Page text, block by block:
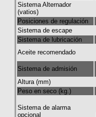
Sistema Alternador
(vatios)
Posiciones de regulación
Sistema de escape
Sistema de lubricación
Aceite recomendado
Sistema de admisión
Altura (mm)
Peso en seco (kg.)
Sistema de alarma
opcional